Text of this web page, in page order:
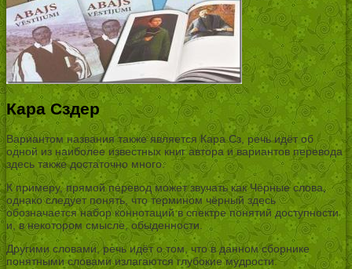
Кара Сздер
Вариантом названия также является Кара Сз, речь идёт об
одной из наиболее известных книг автора и вариантов перевода
здесь также достаточно много.
К примеру, прямой перевод может звучать как Чёрные слова,
однако следует понять, что термином чёрный здесь
обозначается набор коннотаций в спектре понятий доступности
и, в некотором смысле, обыденности.
Другими словами, речь идёт о том, что в данном сборнике
понятными словами излагаются глубокие мудрости.